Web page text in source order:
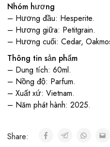
Nhóm hương
– Hương đầu: Hesperite.
– Hương giữa: Petitgrain.
– Hương cuối: Cedar,
Thông tin sản phẩm
– Dung tích: 60ml.
– Nồng độ: Parfum.
– Xuất xứ: Vietnam.
– Năm phát hành: 2025.
Share: